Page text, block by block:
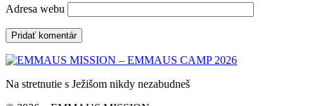
Adresa webu
Na stretnutie s Ježišom nikdy nezabudneš